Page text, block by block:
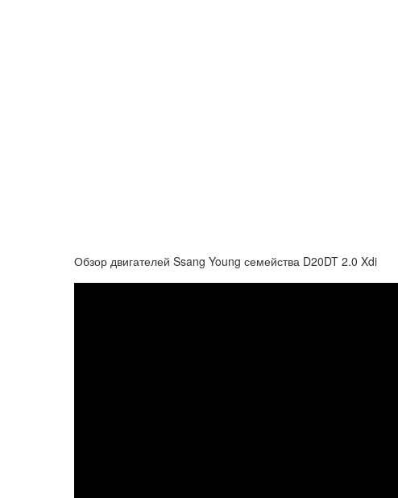
Обзор двигателей Ssang Young семейства D20DT 2.0 Xdi